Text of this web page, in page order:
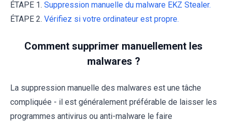
ÉTAPE 1. Suppression manuelle du malware EKZ Stealer.
ÉTAPE 2. Vérifiez si votre ordinateur est propre.
Comment supprimer manuellement les
malwares ?
La suppression manuelle des malwares est une tâche
compliquée - il est généralement préférable de laisser les
programmes antivirus ou anti-malware le faire